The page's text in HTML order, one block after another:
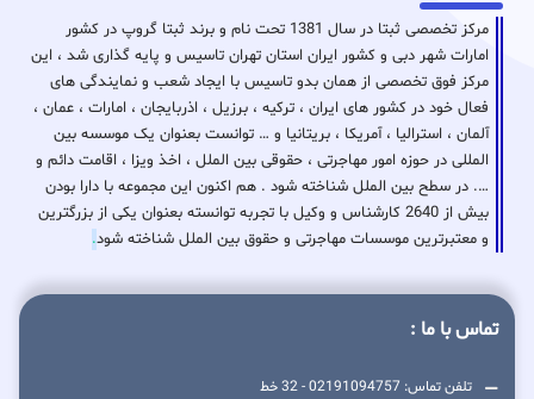
مرکز تخصصی ثبتا در سال 1381 تحت نام و برند ثبتا گروپ در کشور
امارات شهر دبی و کشور ایران استان تهران تاسیس و پایه گذاری شد ، این
مرکز فوق تخصصی از همان بدو تاسیس با ایجاد شعب و نمایندگی های
فعال خود در کشور های ایران ، ترکیه ، برزیل ، اذربایجان ، امارات ، عمان ،
آلمان ، استرالیا ، آمریکا ، بریتانیا و … توانست بعنوان یک موسسه بین
المللی در حوزه امور مهاجرتی ، حقوقی بین الملل ، اخذ ویزا ، اقامت دائم و
…. در سطح بین الملل شناخته شود . هم اکنون این مجموعه با دارا بودن
بیش از 2640 کارشناس و وکیل با تجربه توانسته بعنوان یکی از بزرگترین
و معتبرترین موسسات مهاجرتی و حقوق بین الملل شناخته شود.
تماس با ما :
تلفن تماس: 02191094757 - 32 خط